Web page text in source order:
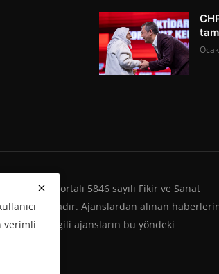
Haber Portalı 5846 sayılı Fikir ve Sanat
Ajanslardan alınan
ilgili ajansların bu yöndeki
gerektirir.
verimli